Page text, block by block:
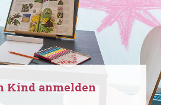
Kind anmelden